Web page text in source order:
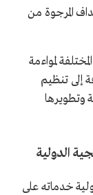
المرجوة من
لمواءمة
إلى تنظيم
وتطويرها
الدولية
خدماته على